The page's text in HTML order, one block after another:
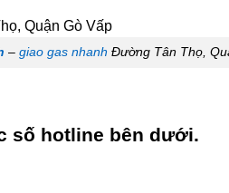
–giao gas nhanh Đường Tân Thọ,
số hotline bên dưới.